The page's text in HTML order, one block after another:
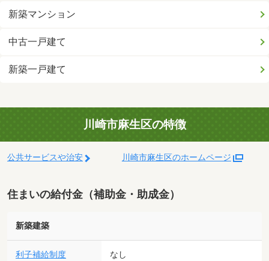
新築マンション
中古一戸建て
新築一戸建て
川崎市麻生区の特徴
公共サービスや治安 川崎市麻生区のホームページ
住まいの給付金（補助金・助成金）
新築建築
利子補給制度 なし